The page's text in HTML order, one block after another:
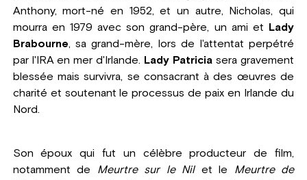
Anthony, mort-né en 1952, et un autre, Nicholas, qui
mourra en 1979 avec son grand-père, un ami et
Lady
Brabourne, sa grand-mère, lors de l'attentat perpétré
par l'IRA en mer d'Irlande. Lady Patricia sera gravement
blessée mais survivra, se consacrant à des œuvres de
charité et soutenant le processus de paix en Irlande du
Nord.
Son époux qui fut un célèbre producteur de film,
notamment de Meurtre sur le Nilet le Meurtre de